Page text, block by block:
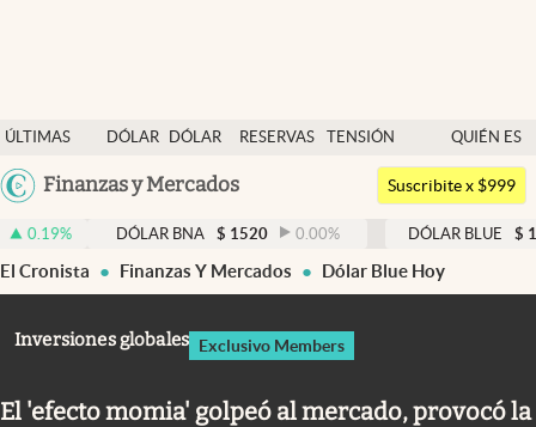
ÚLTIMAS
NOTICIAS
DÓLAR
DÓLAR
RESERVAS
TENSIÓN
GEOPOLÍTICA
QUIÉN ES
QUIÉN
Argentina
Finanzas y Mercados
Dólar
Members
Economía y Política
Finanzas y Mercados
Columnistas
Suscribite x $999
DÓLAR BNA $ 1520 0.00% DÓLAR BLUE $ 1530 -
El Cronista Finanzas Y Mercados Dólar Blue Hoy
Inversiones globales Exclusivo Members
El 'efecto momia' golpeó al mercado, provocó la